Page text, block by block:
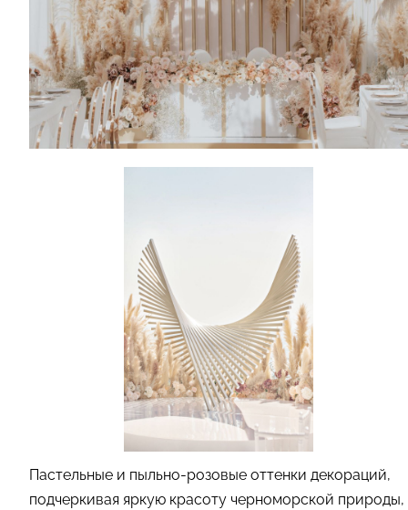
Пастельные и пыльно-розовые оттенки декораций,
подчеркивая яркую красоту черноморской природы,